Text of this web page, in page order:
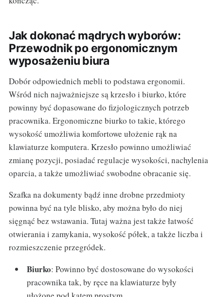
Jak dokonać mądrych wyborów:
Przewodnik po ergonomicznym
wyposażeniu biura
Dobór odpowiednich mebli to podstawa ergonomii.
Wśród nich najważniejsze są krzesło i biurko, które
powinny być dopasowane do fizjologicznych potrzeb
pracownika. Ergonomiczne biurko to takie, którego
wysokość umożliwia komfortowe ułożenie rąk na
klawiaturze komputera. Krzesło powinno umożliwiać
zmianę pozycji, posiadać regulacje wysokości, nachylenia
oparcia, a także umożliwiać swobodne obracanie się.
Szafka na dokumenty bądź inne drobne przedmioty
powinna być na tyle blisko, aby można było do niej
sięgnąć bez wstawania. Tutaj ważna jest także łatwość
otwierania i zamykania, wysokość półek, a także liczba i
rozmieszczenie przegródek.
Biurko: Powinno być dostosowane do wysokości
pracownika tak, by ręce na klawiaturze były